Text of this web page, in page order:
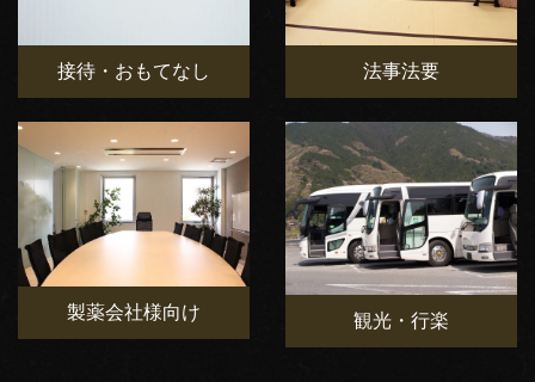
接待・おもてなし 法事法要
製薬会社様向け 観光・行楽